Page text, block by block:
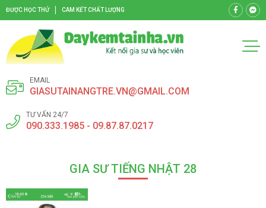
ĐƯỢC HỌC THỬ CAM KẾT CHẤT LƯỢNG
EMAIL
GIASUTAINANGTRE.VN@GMAIL.COM
TƯ VẤN 24/7
090.333.1985 - 09.87.87.0217
GIA SƯ TIẾNG NHẬT 28